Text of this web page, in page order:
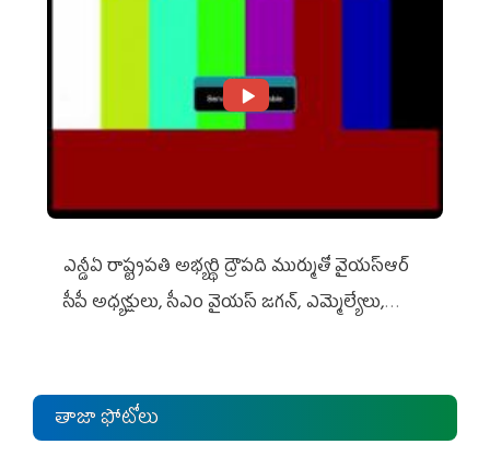
ఎన్డీఏ రాష్ట్ర‌ప‌తి అభ్య‌ర్థి ద్రౌప‌ది ముర్ముతో వైయ‌స్ఆర్
సీపీ అధ్య‌క్షులు, సీఎం వైయ‌స్ జ‌గ‌న్, ఎమ్మెల్యేలు,
తాజా ఫోటోలు